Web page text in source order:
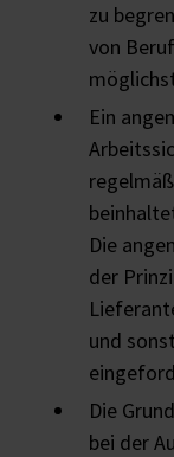
zu
von
Ein
Die
der
und
Die
bei der